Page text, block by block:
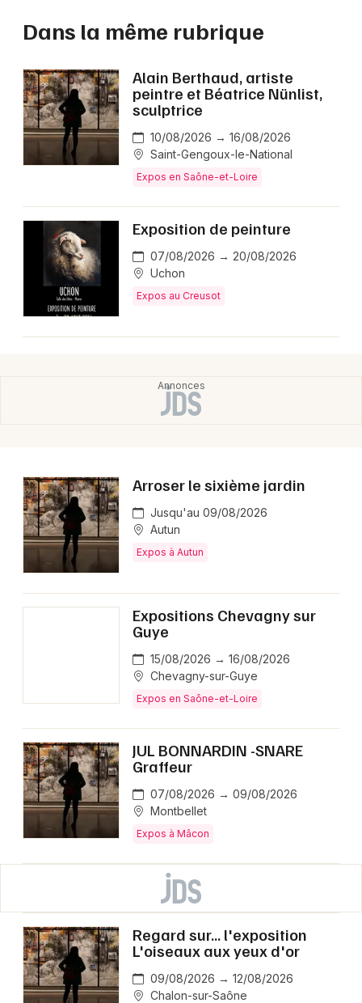
Dans la même rubrique
Alain Berthaud, artiste
peintre et Béatrice Nünlist,
sculptrice
10/08/2026 → 16/08/2026
Saint-Gengoux-le-National
Expos en Saône-et-Loire
Exposition de peinture
07/08/2026 → 20/08/2026
Uchon
Expos au Creusot
Arroser le sixième jardin
Jusqu'au 09/08/2026
Autun
Expos à Autun
Expositions Chevagny sur
Guye
15/08/2026 → 16/08/2026
Chevagny-sur-Guye
Expos en Saône-et-Loire
JUL BONNARDIN -SNARE
Graffeur
07/08/2026 → 09/08/2026
Montbellet
Expos à Mâcon
Regard sur... l'exposition
L'oiseaux aux yeux d'or
09/08/2026 → 12/08/2026
Chalon-sur-Saône